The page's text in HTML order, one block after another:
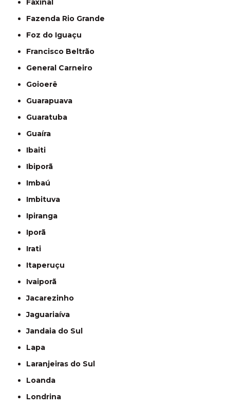
Faxinal
Fazenda Rio Grande
Foz do Iguaçu
Francisco Beltrão
General Carneiro
Goioerê
Guarapuava
Guaratuba
Guaíra
Ibaiti
Ibiporã
Imbaú
Imbituva
Ipiranga
Iporã
Irati
Itaperuçu
Ivaiporã
Jacarezinho
Jaguariaíva
Jandaia do Sul
Lapa
Laranjeiras do Sul
Loanda
Londrina